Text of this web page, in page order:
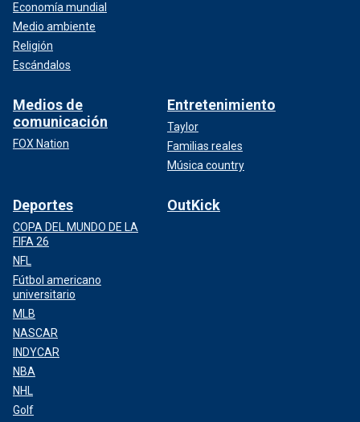
Economía mundial
Medio ambiente
Religión
Escándalos
Medios de
comunicación
FOX Nation
Entretenimiento
Taylor
Familias reales
Música country
Deportes
COPA DEL MUNDO DE LA
FIFA 26
NFL
Fútbol americano
universitario
MLB
NASCAR
INDYCAR
NBA
NHL
Golf
OutKick